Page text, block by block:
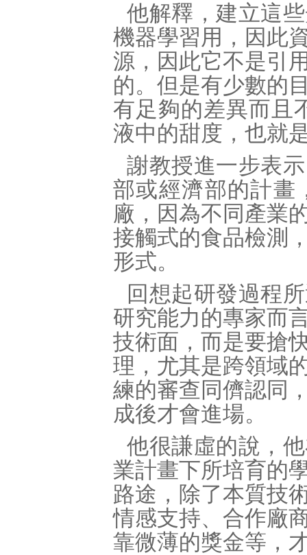
他解釋，建立這
機器學習用，因此
源，因此它不是引
的。但是有少數的
有足夠的差異而且
液中的甜度，也就
謝教授進一步表
部或經濟部的計畫
廠，因為不同產業
接觸式的食品檢測
形式。
回想起研發過程
研究能力的專家而
技術面，而是要搶
理，尤其是跨領域
練的審查同儕認同
成後才會進場。
他很謙虛的說，
業計畫下所培育的
路途，除了本質技
情感支持、合作廠
靠微薄的獎金等，